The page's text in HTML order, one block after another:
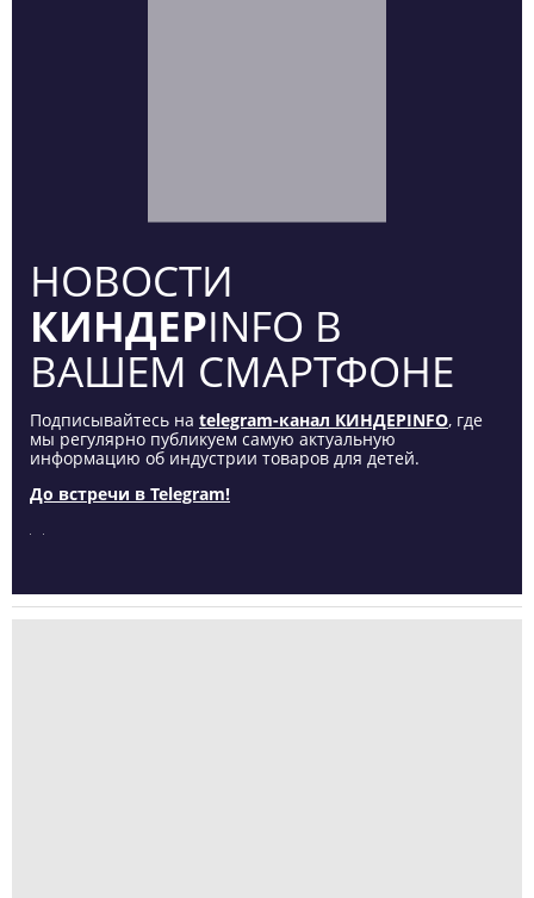
НОВОСТИ
КИНДЕРINFO В
ВАШЕМ СМАРТФОНЕ
Подписывайтесь на telegram-канал КИНДЕРINFO, где
мы регулярно публикуем самую актуальную
информацию об индустрии товаров для детей.
До встречи в Telegram!